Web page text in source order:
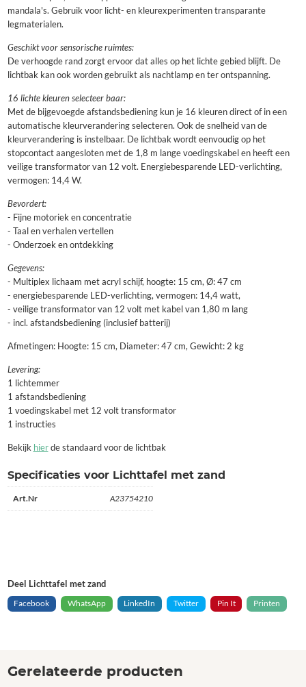
mandala's. Gebruik voor licht- en kleurexperimenten transparante
legmaterialen.
Geschikt voor sensorische ruimtes:
De verhoogde rand zorgt ervoor dat alles op het lichte gebied blijft. De
lichtbak kan ook worden gebruikt als nachtlamp en ter ontspanning.
16 lichte kleuren selecteer baar:
Met de bijgevoegde afstandsbediening kun je 16 kleuren direct of in een
automatische kleurverandering selecteren. Ook de snelheid van de
kleurverandering is instelbaar. De lichtbak wordt eenvoudig op het
stopcontact aangesloten met de 1,8 m lange voedingskabel en heeft een
veilige transformator van 12 volt. Energiebesparende LED-verlichting,
vermogen: 14,4 W.
Bevordert:
- Fijne motoriek en concentratie
- Taal en verhalen vertellen
- Onderzoek en ontdekking
Gegevens:
- Multiplex lichaam met acryl schijf, hoogte: 15 cm, Ø: 47 cm
- energiebesparende LED-verlichting, vermogen: 14,4 watt,
- veilige transformator van 12 volt met kabel van 1,80 m lang
- incl. afstandsbediening (inclusief batterij)
Afmetingen: Hoogte: 15 cm, Diameter: 47 cm, Gewicht: 2 kg
Levering:
1 lichtemmer
1 afstandsbediening
1 voedingskabel met 12 volt transformator
1 instructies
Bekijk hierde standaard voor de lichtbak
Specificaties voor Lichttafel met zand
Art.Nr A23754210
Deel Lichttafel met zand
Facebook
WhatsApp LinkedIn Twitter Pin It Printen
Gerelateerde producten